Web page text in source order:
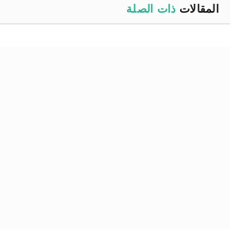
المقالات ذات الصلة